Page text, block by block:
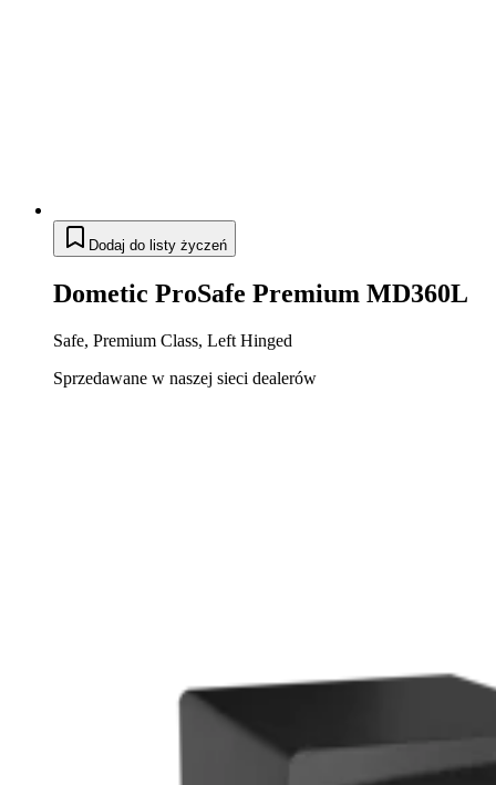
Dodaj do listy życzeń
Dometic ProSafe Premium MD360L
Safe, Premium Class, Left Hinged
Sprzedawane w naszej sieci dealerów